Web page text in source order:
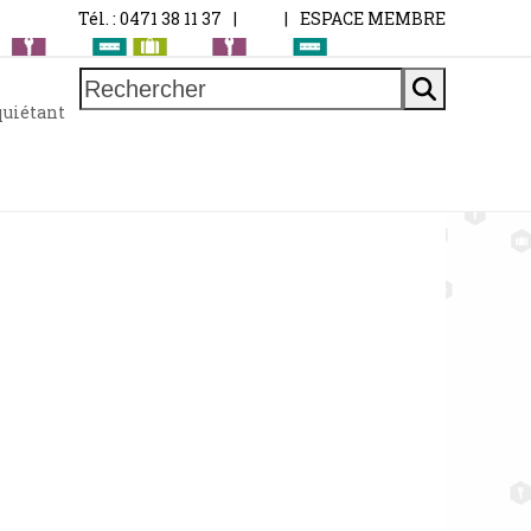
Tél. : 0471 38 11 37 | | ESPACE MEMBRE
Rechercher